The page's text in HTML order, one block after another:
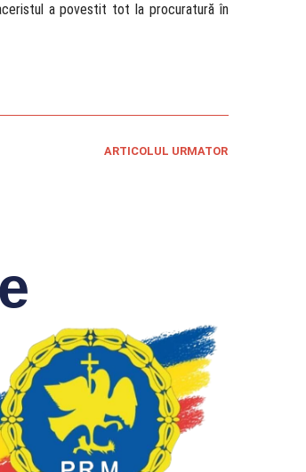
a povestit tot la procuratură în
ARTICOLUL URMATOR